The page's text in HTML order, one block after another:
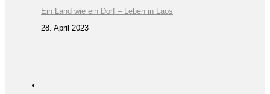
Ein Land wie ein Dorf – Leben in Laos
28. April 2023